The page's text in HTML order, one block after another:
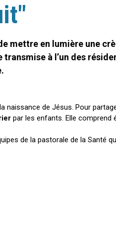
mettre en lumière une
à l’un des
naissance de Jésus. Pour
par les enfants. Elle comprend
de la pastorale de la Santé